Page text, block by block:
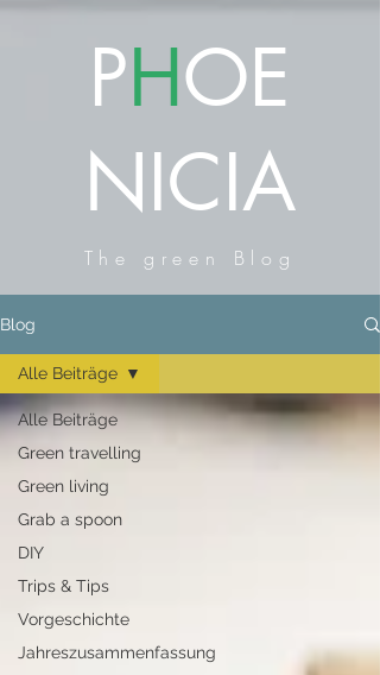
PHOE
NICIA
The green Blog
Blog
Alle Beiträge
Green travelling
Green living
Grab a spoon
DIY
Trips & Tips
Vorgeschichte
Jahreszusammenfassung
Alle Beiträge